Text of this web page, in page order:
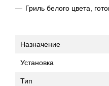
Гриль белого цвета,
Назначение
Установка
Тип